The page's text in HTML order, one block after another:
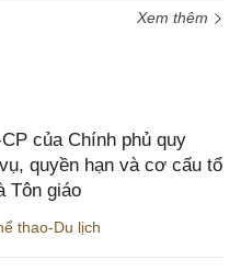
Xem thêm
của Chính phủ quy
quyền hạn và cơ cấu tổ
Tôn giáo
thao-Du lịch